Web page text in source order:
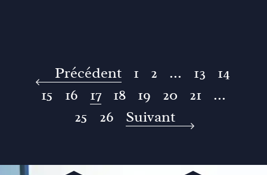
Précédent 1 2 ... 13
14
15
16 17 18 19 20 21
...
25
26 Suivant